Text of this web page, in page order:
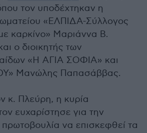
τον υποδέχτηκαν η
«ΕΛΠΙΔΑ-Σύλλογος
καρκίνο» Μαριάννα Β.
ο διοικητής των
«Η ΑΓΙΑ ΣΟΦΙΑ» και
Μανώλης Παπασάββας.
κ. Πλεύρη, η κυρία
ευχαρίστησε για την
πρωτοβουλία να επισκεφθεί τα